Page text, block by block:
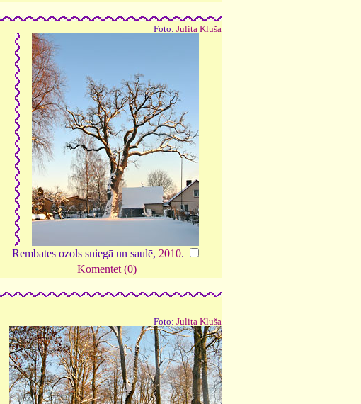
Foto: Julita Kluša
Rembates ozols sniegā un saulē, 2010.
Komentēt (0)
Foto: Julita Kluša